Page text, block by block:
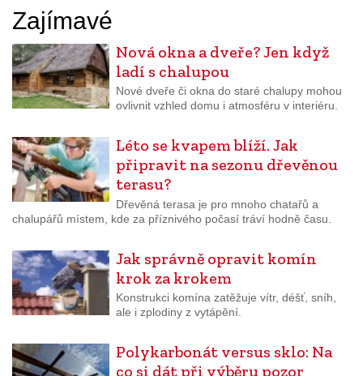
Zajímavé
Nová okna a dveře? Jen když
ladí s chalupou
Nové dveře či okna do staré chalupy mohou
ovlivnit vzhled domu i atmosféru v interiéru.
Léto se kvapem blíží. Jak
připravit na sezonu dřevěnou
terasu?
Dřevěná terasa je pro mnoho chatařů a
chalupářů místem, kde za příznivého počasí tráví hodně času.
Jak správně opravit komín
krok za krokem
Konstrukci komína zatěžuje vítr, déšť, sníh,
ale i zplodiny z vytápění.
Polykarbonát versus sklo: Na
co si dát při výběru pozor